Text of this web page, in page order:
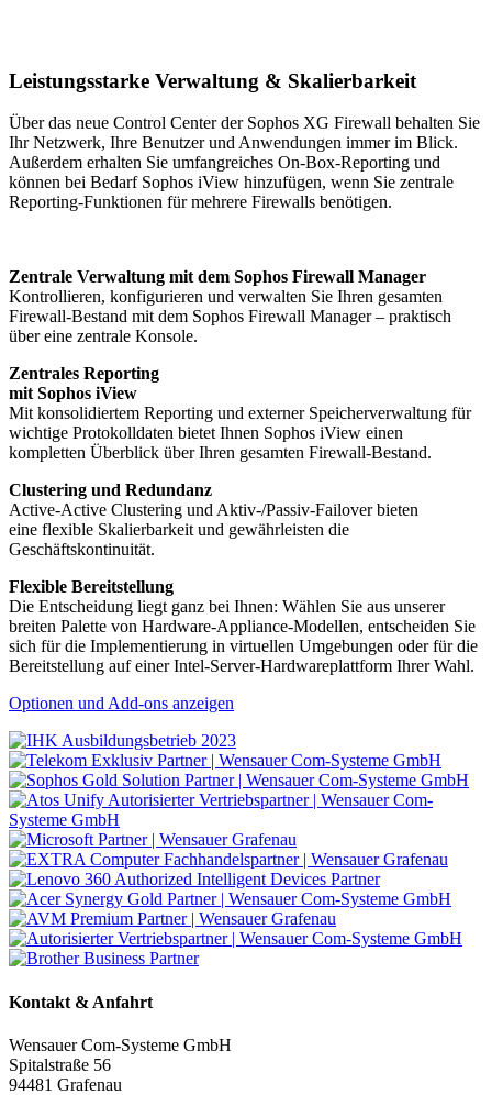
Leistungsstarke Verwaltung & Skalierbarkeit
Über das neue Control Center der Sophos XG Firewall behalten Sie
Ihr Netzwerk, Ihre Benutzer und Anwendungen immer im Blick.
Außerdem erhalten Sie umfangreiches On-Box-Reporting und
können bei Bedarf Sophos iView hinzufügen, wenn Sie zentrale
Reporting-Funktionen für mehrere Firewalls benötigen.
Zentrale Verwaltung mit dem Sophos Firewall Manager
Kontrollieren, konfigurieren und verwalten Sie Ihren gesamten
Firewall-Bestand mit dem Sophos Firewall Manager – praktisch
über eine zentrale Konsole.
Zentrales Reporting
mit Sophos iView
Mit konsolidiertem Reporting und externer Speicherverwaltung für
wichtige Protokolldaten bietet Ihnen Sophos iView einen
kompletten Überblick über Ihren gesamten Firewall-Bestand.
Clustering und Redundanz
Active-Active Clustering und Aktiv-/Passiv-Failover bieten
eine flexible Skalierbarkeit und gewährleisten die
Geschäftskontinuität.
Flexible Bereitstellung
Die Entscheidung liegt ganz bei Ihnen: Wählen Sie aus unserer
breiten Palette von Hardware-Appliance-Modellen, entscheiden Sie
sich für die Implementierung in virtuellen Umgebungen oder für die
Bereitstellung auf einer Intel-Server-Hardwareplattform Ihrer Wahl.
Optionen und Add-ons anzeigen
Kontakt & Anfahrt
Wensauer Com-Systeme GmbH
Spitalstraße 56
94481 Grafenau